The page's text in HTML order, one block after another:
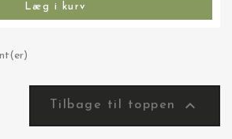
Læg i kurv
Tilbage til toppen 